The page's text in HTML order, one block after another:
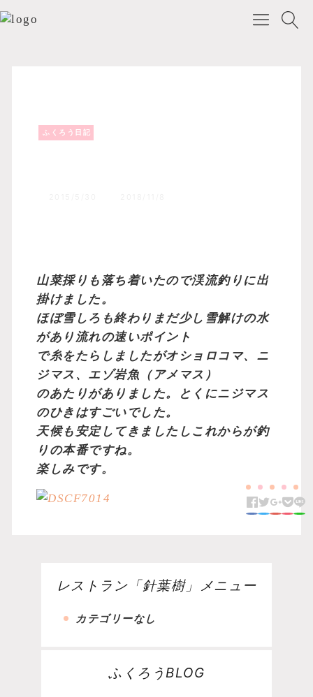
ふくろう日記
山菜採りも落ち着いたので渓流釣りに出
掛けました。
ほぼ雪しろも終わりまだ少し雪解けの水
があり流れの速いポイント
で糸をたらしましたがオショロコマ、ニ
ジマス、エゾ岩魚（アメマス）
のあたりがありました。とくにニジマス
のひきはすごいでした。
天候も安定してきましたしこれからが釣
りの本番ですね。
楽しみです。
レストラン「針葉樹」メニュー
カテゴリーなし
ふくろうBLOG